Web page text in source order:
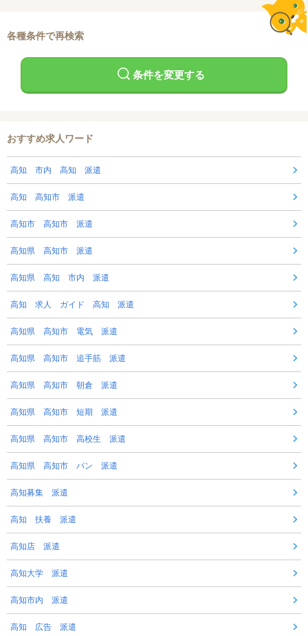
各種条件で再検索
条件を変更する
おすすめ求人ワード
高知 市内 高知 派遣
高知 高知市 派遣
高知市 高知市 派遣
高知県 高知市 派遣
高知県 高知 市内 派遣
高知 求人 ガイド 高知 派遣
高知県 高知市 電気 派遣
高知県 高知市 追手筋 派遣
高知県 高知市 朝倉 派遣
高知県 高知市 短期 派遣
高知県 高知市 高校生 派遣
高知県 高知市 パン 派遣
高知募集 派遣
高知 扶養 派遣
高知店 派遣
高知大学 派遣
高知市内 派遣
高知 広告 派遣